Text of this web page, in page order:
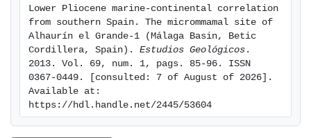
the normal geomagnetic subchron C3n3n (4.89-4.80
Ma) and the subchron C3n2n (4.63-4.49 Ma), limiting
the age of this site to the late part of the early
Zanclean.
Lower Pliocene marine-continental correlation
from southern Spain. The micrommamal site of
Alhaurín el Grande-1 (Málaga Basin, Betic
Cordillera, Spain). Estudios Geológicos .
2013. Vol. 69, num. 1, pags. 85-96. ISSN
0367-0449. [consulted: 7 of August of 2026].
Available at:
https://hdl.handle.net/2445/53604